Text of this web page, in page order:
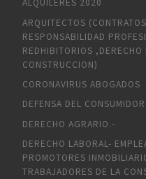
ALQUILERES 2020
ARQUITECTOS
RESPONSABILIDAD
REDHIBITORIOS ,DERECHO
CONSTRUCCION)
CORONAVIRUS ABOGADOS
DEFENSA DEL CONSUMIDOR
DERECHO AGRARIO.-
DERECHO LABORAL-
PROMOTORES
TRABAJADORES DE LA